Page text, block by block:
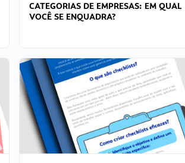
CATEGORIAS DE EMPRESAS: EM QUAL
VOCÊ SE ENQUADRA?